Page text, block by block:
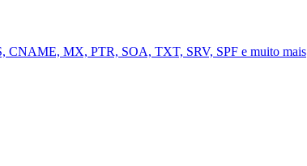
CNAME, MX, PTR, SOA, TXT, SRV, SPF e muito mais